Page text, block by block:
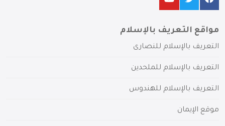
مواقع التعريف بالإسلام
التعريف بالإسلام للنصارى
التعريف بالإسلام للملحدين
التعريف بالإسلام للهندوس
موقع الإيمان